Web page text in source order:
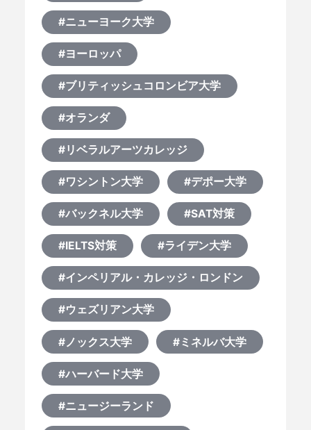
#ニューヨーク大学
#ヨーロッパ
#ブリティッシュコロンビア大学
#オランダ
#リベラルアーツカレッジ
#ワシントン大学 #デポー大学
#バックネル大学 #SAT対策
#IELTS対策 #ライデン大学
#インペリアル・カレッジ・ロンドン
#ウェズリアン大学
#ノックス大学 #ミネルバ大学
#ハーバード大学
#ニュージーランド